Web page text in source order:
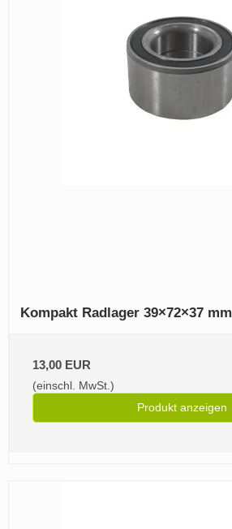
Kompakt Radlager 39×72×37 mm
13,00 EUR
(einschl. MwSt.)
Produkt anzeigen